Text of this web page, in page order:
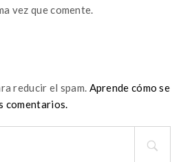
vez que comente.
reducir el spam. Aprende cómo se
comentarios.